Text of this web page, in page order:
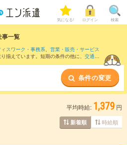
気になる! ログイン 検索
事一覧
ィスワーク・事務系、 営業・販売・サービス
揃えています。短期の条件の他に、 交通費
条件の変更
平均時給: 1,379 円
新着順 時給順